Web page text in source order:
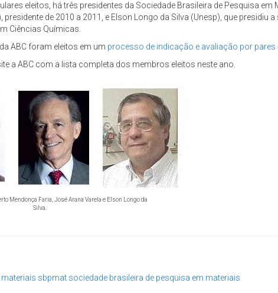
eleitos, há três presidentes da Sociedade Brasileira de Pesquisa
presidente de 2010 a 2011, e Elson Longo da Silva (Unesp), que
Ciências Químicas.
ABC foram eleitos em um processo de indicação e avaliação por pares
a ABC com a lista completa dos membros eleitos neste ano.
Mendonça Faria, José Arana Varela e Elson Longo da
Silva.
materiais sbpmat sociedade brasileira de pesquisa em materiais